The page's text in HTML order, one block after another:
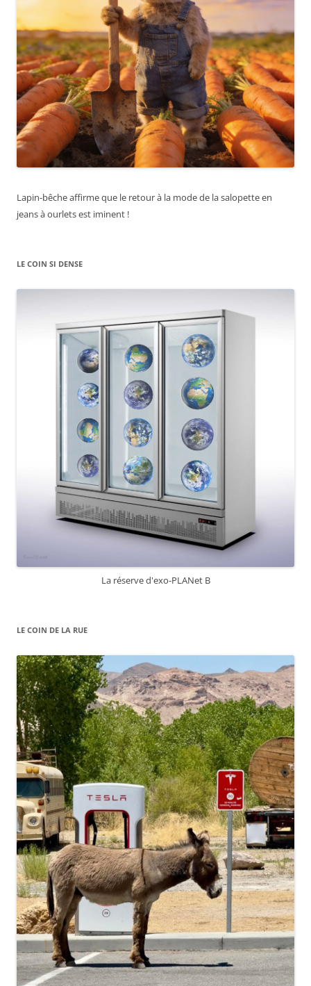
Lapin-bêche affirme que le retour à la mode de la salopette en
jeans à ourlets est iminent !
LE COIN SI DENSE
La réserve d'exo-PLANet B
LE COIN DE LA RUE